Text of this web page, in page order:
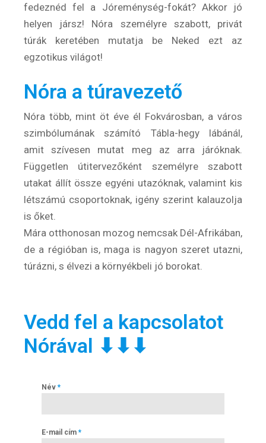
fedeznéd fel a Jóreménység-fokát? Akkor jó
helyen jársz! Nóra személyre szabott, privát
túrák keretében mutatja be Neked ezt az
egzotikus világot!
Nóra a túravezető
Nóra több, mint öt éve él Fokvárosban, a város
szimbólumának számító Tábla-hegy lábánál,
amit szívesen mutat meg az arra járóknak.
Független útitervezőként személyre szabott
utakat állít össze egyéni utazóknak, valamint kis
létszámú csoportoknak, igény szerint kalauzolja
is őket.
Mára otthonosan mozog nemcsak Dél-Afrikában,
de a régióban is, maga is nagyon szeret utazni,
túrázni, s élvezi a környékbeli jó borokat.
Vedd fel a kapcsolatot
Nórával ⬇⬇⬇
Név *
E-mail cím *